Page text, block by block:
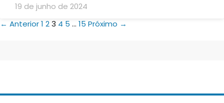
19 de junho de 2024
← Anterior1 23 4 5 … 15 Próximo →